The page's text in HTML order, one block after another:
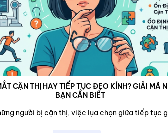
CẬN THỊ HAY TIẾP TỤC ĐEO KÍNH? GIẢI MÃ
BẠN CẦN BIẾT
người bị cận thị, việc lụa chọn giữa tiếp tục